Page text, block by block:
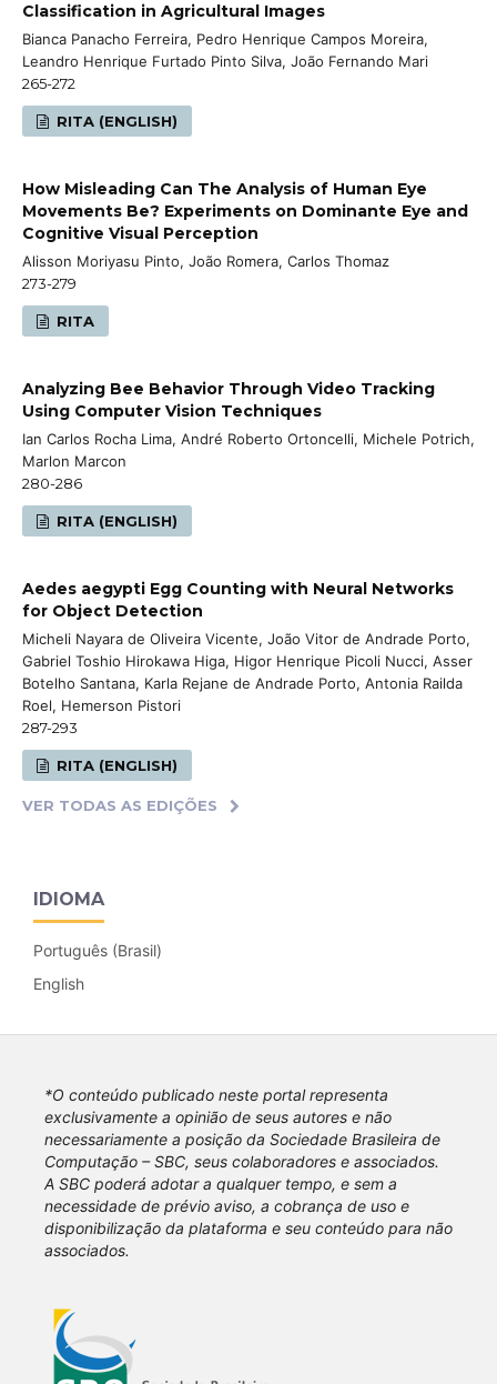
Classification in Agricultural Images
Bianca Panacho Ferreira, Pedro Henrique Campos Moreira,
Leandro Henrique Furtado Pinto Silva, João Fernando Mari
265-272
RITA (ENGLISH)
How Misleading Can The Analysis of Human Eye
Movements Be? Experiments on Dominante Eye and
Cognitive Visual Perception
Alisson Moriyasu Pinto, João Romera, Carlos Thomaz
273-279
RITA
Analyzing Bee Behavior Through Video Tracking
Using Computer Vision Techniques
Ian Carlos Rocha Lima, André Roberto Ortoncelli, Michele Potrich,
Marlon Marcon
280-286
RITA (ENGLISH)
Aedes aegypti Egg Counting with Neural Networks
for Object Detection
Micheli Nayara de Oliveira Vicente, João Vitor de Andrade Porto,
Gabriel Toshio Hirokawa Higa, Higor Henrique Picoli Nucci, Asser
Botelho Santana, Karla Rejane de Andrade Porto, Antonia Railda
Roel, Hemerson Pistori
287-293
RITA (ENGLISH)
VER TODAS AS EDIÇÕES
IDIOMA
Português (Brasil)
English
*O conteúdo publicado neste portal representa
exclusivamente a opinião de seus autores e não
necessariamente a posição da Sociedade Brasileira de
Computação – SBC, seus colaboradores e associados.
A SBC poderá adotar a qualquer tempo, e sem a
necessidade de prévio aviso, a cobrança de uso e
disponibilização da plataforma e seu conteúdo para não
associados.